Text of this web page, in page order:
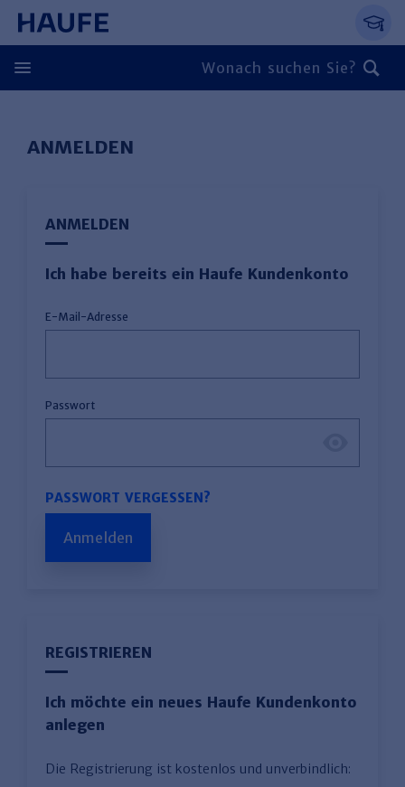
Springe direkt zum Hauptinhalt, zur
Zum Hauptinhalt springen
Zur Navigation springen
Zur Suche springen
ANMELDEN
ANMELDEN
Ich habe bereits ein Haufe Kundenkonto
E-Mail-Adresse
Passwort
PASSWORT VERGESSEN?
Anmelden
REGISTRIEREN
Ich möchte ein neues Haufe Kundenkonto
anlegen
Die Registrierung ist kostenlos und unverbindlich: